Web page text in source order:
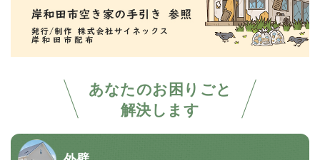
あなたのお困りごと
解決します